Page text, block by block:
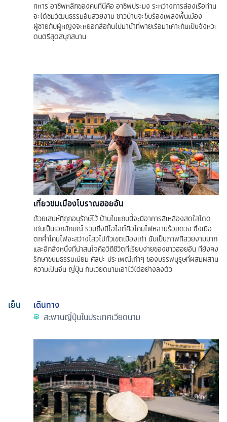
ทหาร อาชีพหลักของคนที่นี่คือ อาชีพประมง ระหว่างการล่องเรือท่าน
จะได้ชมวัฒนธรรมอันสวยงาม ชาวบ้านจะขับร้องเพลงพื้นเมือง
ผู้ชายกับผู้หญิงจะหยอกล้อกันไปมานำที่พายเรือมาเคาะกันเป็นจังหวะ
ดนตรีสุดสนุกสนาน
เที่ยวชมเมืองโบราณฮอยอัน
ด้วยเสน่ห์ที่ถูกอนุรักษ์ไว้ บ้านในแถบนี้จะมีอาคารสีเหลืองสดใสโดด
เด่นเป็นเอกลักษณ์ รวมถึงมีไฮไลต์คือโคมไฟหลายร้อยดวง ซึ่งเมื่อ
ตกคํ่าโคมไฟจะสว่างไสวไปทั่วเขตเมืองเก่า นับเป็นภาพที่สวยงามมาก
และอีกสิ่งหนึ่งที่น่าสนใจคือวิถีชีวิตที่เรียบง่ายของชาวฮอยอัน ที่ยังคง
รักษาขนมธรรมเนียม ศิลปะ ประเพณีเก่าๆ ของบรรพบุรุษที่ผสมผสาน
ความเป็นจีน ญี่ปุ่น กับเวียดนามเอาไว้ได้อย่างลงตัว
เย็น
เดินทาง
สะพานญี่ปุ่นในประเทศเวียดนาม